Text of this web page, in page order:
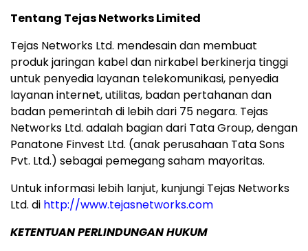
Tentang Tejas Networks Limited
Tejas Networks Ltd. mendesain dan membuat
produk jaringan kabel dan nirkabel berkinerja tinggi
untuk penyedia layanan telekomunikasi, penyedia
layanan internet, utilitas, badan pertahanan dan
badan pemerintah di lebih dari 75 negara. Tejas
Networks Ltd. adalah bagian dari Tata Group, dengan
Panatone Finvest Ltd. (anak perusahaan Tata Sons
Pvt. Ltd.) sebagai pemegang saham mayoritas.
Untuk informasi lebih lanjut, kunjungi Tejas Networks
Ltd. di http://www.tejasnetworks.com
KETENTUAN PERLINDUNGAN HUKUM